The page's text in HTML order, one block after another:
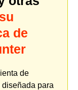
de
de
para